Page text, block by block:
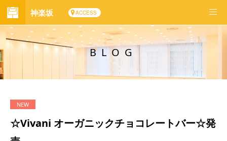
神楽坂 ACCESS
BLOG
☆Vivani オーガニックチョコレートバー☆発